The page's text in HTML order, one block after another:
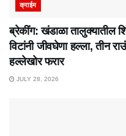
क्राईम
ब्रेकींग: खंडाळा तालुक्यातील
विटांनी जीवघेणा हल्ला, तीन
हल्लेखोर फरार
JULY 28, 2026